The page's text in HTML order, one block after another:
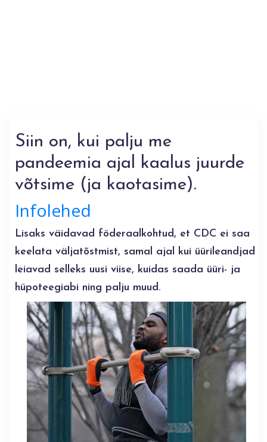
Siin on, kui palju me
pandeemia ajal kaalus juurde
võtsime (ja kaotasime).
Infolehed
Lisaks väidavad föderaalkohtud, et CDC ei saa
keelata väljatõstmist, samal ajal kui üürileandjad
leiavad selleks uusi viise, kuidas saada üüri- ja
hüpoteegiabi ning palju muud.